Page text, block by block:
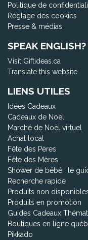
Politique de
Réglage des cookies
Presse & médias
SPEAK ENGLISH?
Visit Giftideas.ca
Translate this website
LIENS UTILES
Idées Cadeaux
Cadeaux de Noël
Marché de Noël virtuel
Achat local
Fête des Pères
Fête des Mères
Shower de bébé : le
Recherche rapide
Produits non
Produits en promotion
Guides Cadeaux
Boutiques en ligne
Pikkado